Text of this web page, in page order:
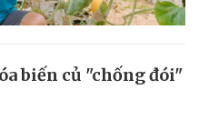
biến củ "chống đói"